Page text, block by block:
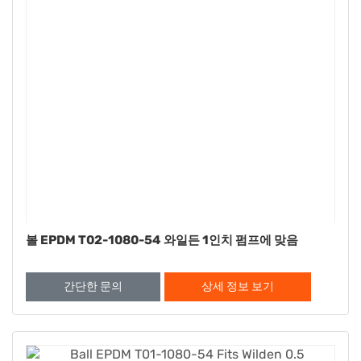
볼 EPDM T02-1080-54 와일든 1인치 펌프에 맞음
간단한 문의 상세 정보 보기